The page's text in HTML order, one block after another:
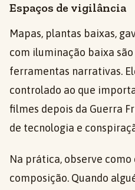
Espaços de vigilância
Mapas, plantas baixas,
com iluminação baixa
ferramentas narrativas.
controlado ao que
filmes depois da Guerra
de tecnologia e
Na prática, observe
composição. Quando